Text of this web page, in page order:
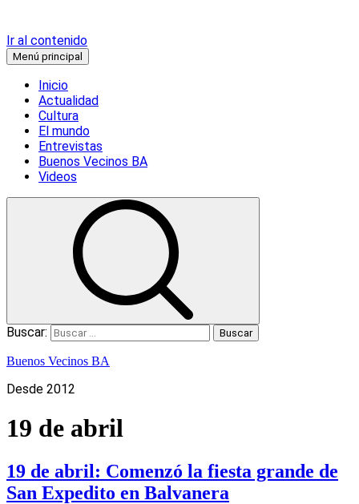
Ir al contenido
Menú principal
Inicio
Actualidad
Cultura
El mundo
Entrevistas
Buenos Vecinos BA
Videos
Buscar:
Buenos Vecinos BA
Desde 2012
19 de abril
19 de abril: Comenzó la fiesta grande de
San Expedito en Balvanera